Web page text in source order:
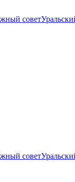
совет
совет